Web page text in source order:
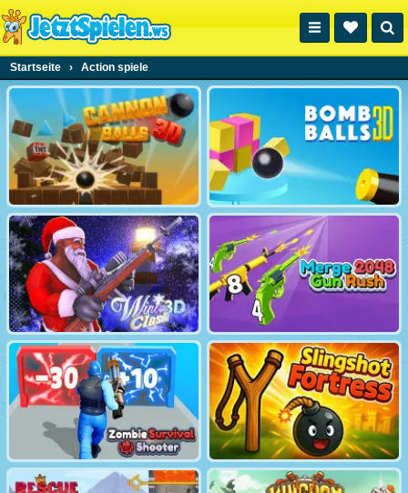
Startseite › Action spiele